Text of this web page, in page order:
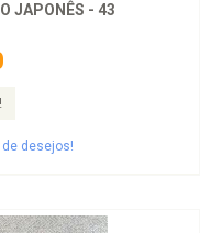
JAPONÊS - 43
desejos!